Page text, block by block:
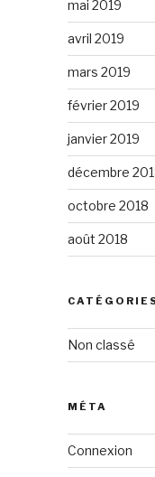
mai 2019
avril 2019
mars 2019
février 2019
janvier 2019
décembre
octobre 2018
août 2018
Non classé
MÉTA
Connexion